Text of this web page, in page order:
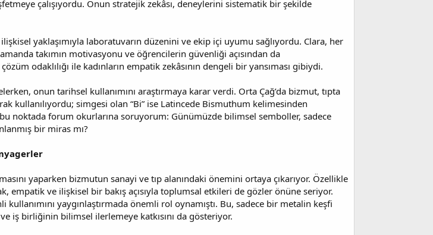
çalışıyordu. Onun stratejik zekâsı, deneylerini sistematik bir şekilde
ilişkisel yaklaşımıyla laboratuvarın düzenini ve ekip içi uyumu sağlıyordu. Clara, her
takımın motivasyonu ve öğrencilerin güvenliği açısından da
odaklılığı ile kadınların empatik zekâsının dengeli bir yansıması gibiydi.
onun tarihsel kullanımını araştırmaya karar verdi. Orta Çağ’da bizmut, tıpta
kullanılıyordu; simgesi olan “Bi” ise Latincede Bismuthum kelimesinden
noktada forum okurlarına soruyorum: Günümüzde bilimsel semboller, sadece
bir miras mı?
yaparken bizmutun sanayi ve tıp alanındaki önemini ortaya çıkarıyor. Özellikle
empatik ve ilişkisel bir bakış açısıyla toplumsal etkileri de gözler önüne seriyor.
yaygınlaştırmada önemli rol oynamıştı. Bu, sadece bir metalin keşfi
iş birliğinin bilimsel ilerlemeye katkısını da gösteriyor.